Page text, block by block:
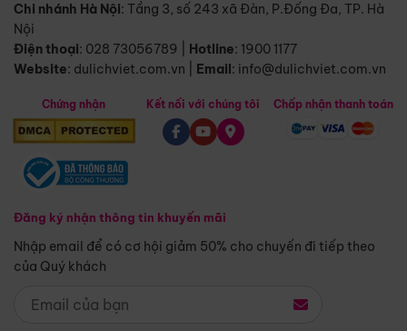
Chi nhánh Hà Nội: Tầng 3, số 243 xã Đàn, P.Đống Đa, TP. Hà
Nội
Điện thoại: 028 73056789 Hotline: 1900 1177
Website: dulichviet.com.vn Email: info@dulichviet.com.vn
Chứng nhận
Đăng ký nhận thông tin khuyến mãi
Nhập email để có cơ hội giảm 50% cho chuyến đi tiếp theo
của Quý khách
Kết nối với chúng tôi Chấp nhận thanh toán